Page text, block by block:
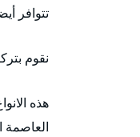
تتوافر
نقوم
هذه
العاصمة